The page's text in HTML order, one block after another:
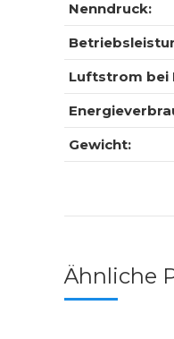
Nenndruck:
Luftstrom bei
Gewicht:
Ähnliche